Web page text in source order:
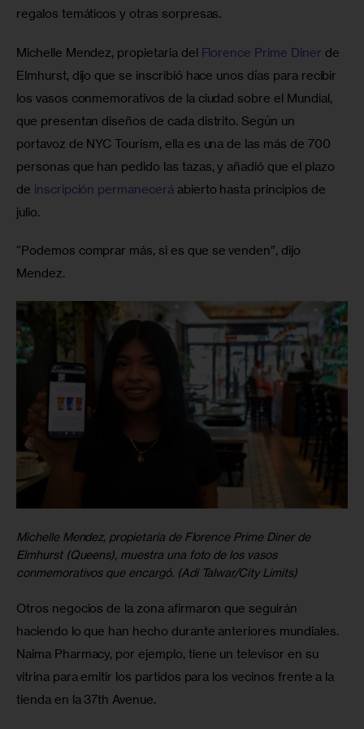
regalos temáticos y otras sorpresas.
Michelle Mendez, propietaria del Florence Prime Diner de
Elmhurst, dijo que se inscribió hace unos días para recibir
los vasos conmemorativos de la ciudad sobre el Mundial,
que presentan diseños de cada distrito. Según un
portavoz de NYC Tourism, ella es una de las más de 700
personas que han pedido las tazas, y añadió que el plazo
de inscripción permanecerá abierto hasta principios de
julio.
“Podemos comprar más, si es que se venden”, dijo
Mendez.
Michelle Mendez, propietaria de Florence Prime Diner de
Elmhurst (Queens), muestra una foto de los vasos
conmemorativos que encargó. (Adi Talwar/City Limits)
Otros negocios de la zona afirmaron que seguirán
haciendo lo que han hecho durante anteriores mundiales.
Naima Pharmacy, por ejemplo, tiene un televisor en su
vitrina para emitir los partidos para los vecinos frente a la
tienda en la 37th Avenue.